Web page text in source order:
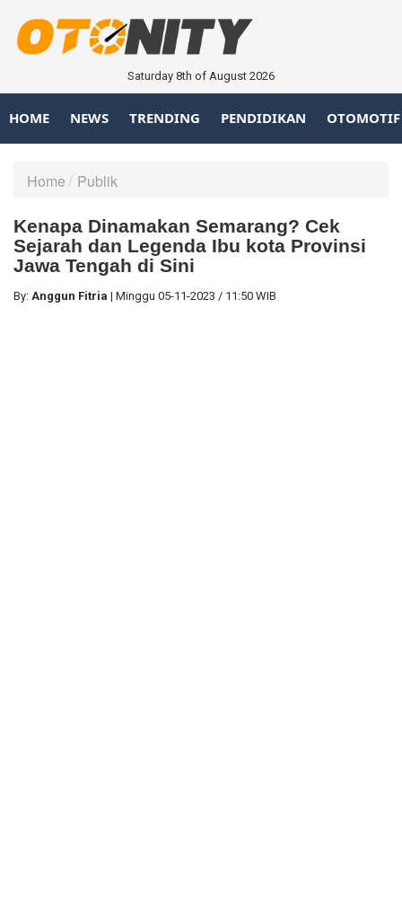
Saturday 8th of August 2026
HOME NEWS TRENDING PENDIDIKAN OTOMOTIF
Home Publik
Kenapa Dinamakan Semarang? Cek
Sejarah dan Legenda Ibu kota Provinsi
Jawa Tengah di Sini
By: Anggun Fitria | Minggu 05-11-2023 / 11:50 WIB